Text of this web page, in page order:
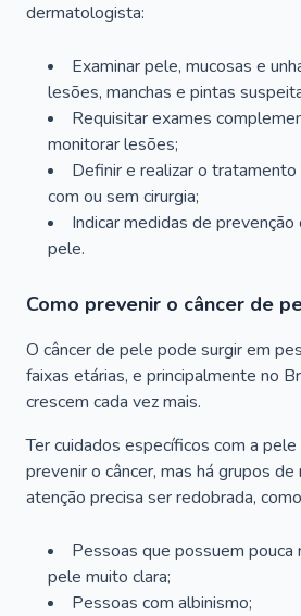
dermatologista:
Examinar pele, mucosas e
lesões, manchas e pintas
Requisitar exames
monitorar lesões;
Definir e realizar o
com ou sem cirurgia;
Indicar medidas de prevenção
pele.
Como prevenir o câncer de
O câncer de pele pode surgir em
faixas etárias, e principalmente no
crescem cada vez mais.
Ter cuidados específicos com a
prevenir o câncer, mas há grupos de
atenção precisa ser redobrada,
Pessoas que possuem pouca
pele muito clara;
Pessoas com albinismo;